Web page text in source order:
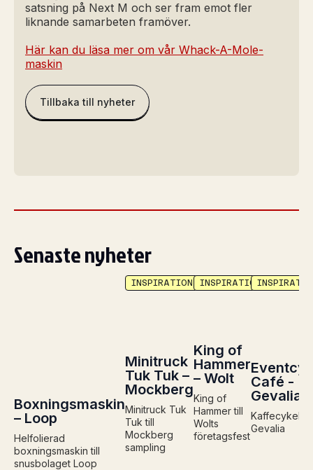
satsning på Next M och ser fram emot fler
liknande samarbeten framöver.
Här kan du läsa mer om vår Whack-A-Mole-
maskin
Tillbaka till nyheter
Senaste nyheter
INSPIRATION
Boxningsmaskin
– Loop
Helfolierad
boxningsmaskin till
snusbolaget Loop
INSPIRATION
Minitruck
Tuk Tuk –
Mockberg
Minitruck Tuk
Tuk till
Mockberg
sampling
King of
Hammer
– Wolt
King of
Hammer till
Wolts
företagsfest
Café -
Gevalia
Kaffecykel
Gevalia